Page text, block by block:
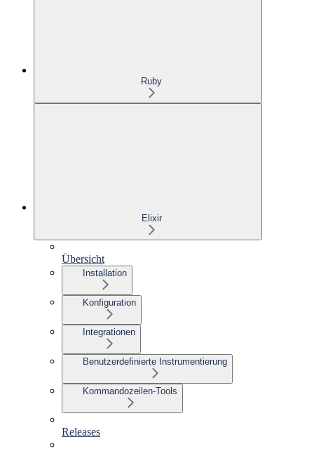
Ruby
Elixir
Übersicht
Installation
Konfiguration
Integrationen
Benutzerdefinierte Instrumentierung
Kommandozeilen-Tools
Releases